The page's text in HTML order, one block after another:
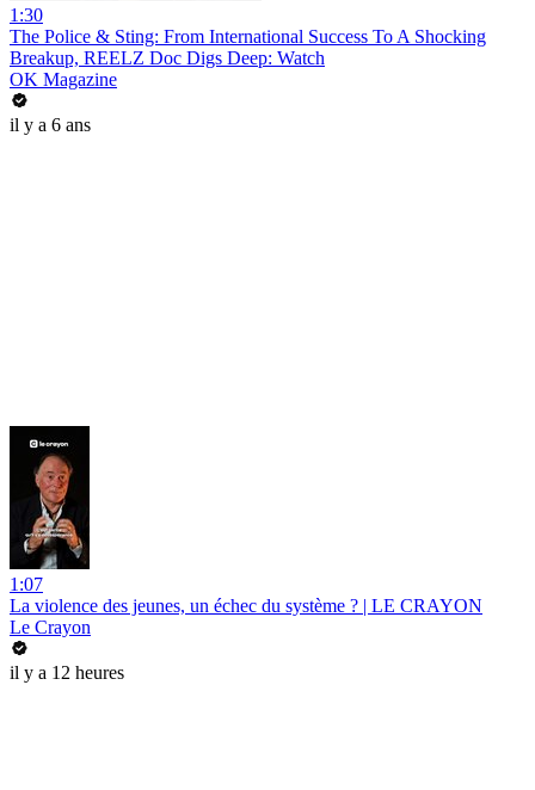
1:30
The Police & Sting: From International Success To A Shocking
Breakup, REELZ Doc Digs Deep: Watch
OK Magazine
il y a 6 ans
1:07
La violence des jeunes, un échec du système ? | LE CRAYON
Le Crayon
il y a 12 heures